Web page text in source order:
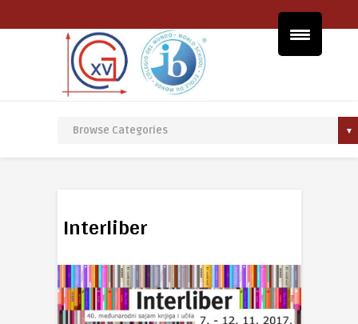
Interliber